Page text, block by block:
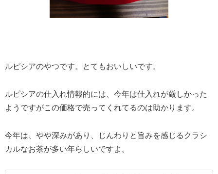
ルピシアのやつです。とてもおいしいです。
ルピシアの仕入れ情報的には、今年は仕入れが厳しかった
ようですがこの価格で売ってくれてるのは助かります。
今年は、やや深みがあり、じんわりと旨みを感じるクラシ
カルなお茶が多い年らしいですよ。